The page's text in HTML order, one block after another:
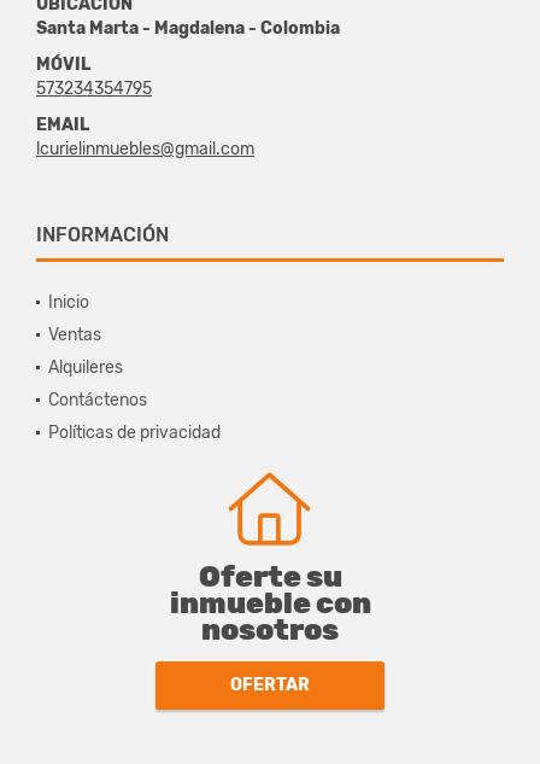
Santa Marta - Magdalena - Colombia
MÓVIL
573234354795
EMAIL
lcurielinmuebles@gmail.com
INFORMACIÓN
Inicio
Ventas
Alquileres
Contáctenos
Políticas de privacidad
Oferte su
inmueble con
nosotros
OFERTAR